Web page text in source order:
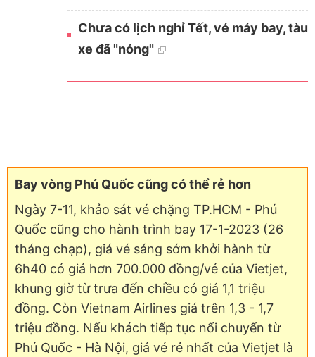
Chưa có lịch nghỉ Tết, vé máy bay, tàu
xe đã "nóng"
Bay vòng Phú Quốc cũng có thể rẻ hơn
Ngày 7-11, khảo sát vé chặng TP.HCM - Phú
Quốc cũng cho hành trình bay 17-1-2023 (26
tháng chạp), giá vé sáng sớm khởi hành từ
6h40 có giá hơn 700.000 đồng/vé của Vietjet,
khung giờ từ trưa đến chiều có giá 1,1 triệu
đồng. Còn Vietnam Airlines giá trên 1,3 - 1,7
triệu đồng. Nếu khách tiếp tục nối chuyến từ
Phú Quốc - Hà Nội, giá vé rẻ nhất của Vietjet là